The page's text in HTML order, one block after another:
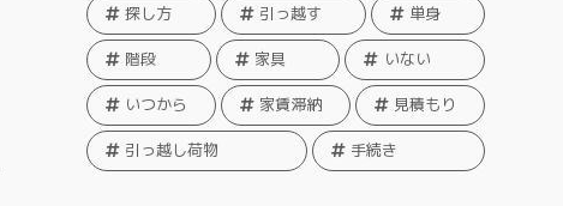
探し方 引っ越す 単身
階段 家具 いない
いつから 家賃滞納 見積もり
引っ越し荷物 手続き